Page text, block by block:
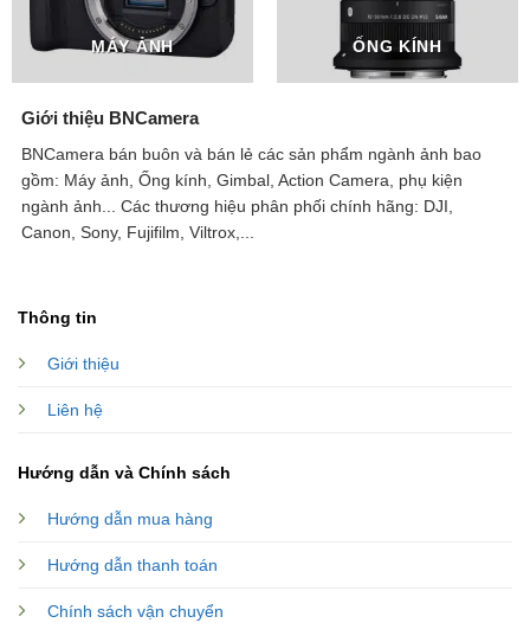
MÁY ẢNH ỐNG KÍNH
Giới thiệu BNCamera
BNCamera bán buôn và bán lẻ các sản phẩm ngành ảnh bao
gồm: Máy ảnh, Ống kính, Gimbal, Action Camera, phụ kiện
ngành ảnh...
Các thương hiệu phân phối chính hãng: DJI,
Canon, Sony, Fujifilm, Viltrox,...
Thông tin
Giới thiệu
Liên hệ
Hướng dẫn và Chính sách
Hướng dẫn mua hàng
Hướng dẫn thanh toán
Chính sách vận chuyển